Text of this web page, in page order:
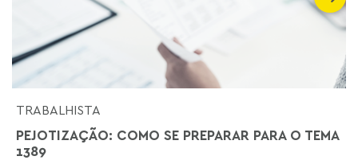
TRABALHISTA
PEJOTIZAÇÃO: COMO SE PREPARAR PARA O TEMA
1389